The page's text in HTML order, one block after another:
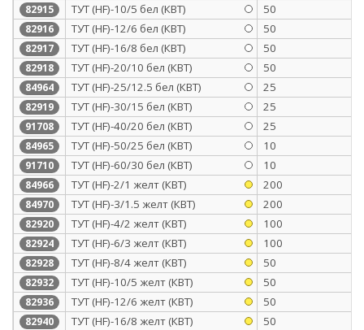
82915 ТУТ (HF)-10/5 бел (КВТ) 50
82916 ТУТ (HF)-12/6 бел (КВТ) 50
82917 ТУТ (HF)-16/8 бел (КВТ) 50
82918 ТУТ (HF)-20/10 бел (КВТ) 50
84964 ТУТ (HF)-25/12.5 бел (КВТ) 25
82919 ТУТ (HF)-30/15 бел (КВТ) 25
91708 ТУТ (HF)-40/20 бел (КВТ) 25
84965 ТУТ (HF)-50/25 бел (КВТ) 10
91710 ТУТ (HF)-60/30 бел (КВТ) 10
84966 ТУТ (HF)-2/1 желт (КВТ) 200
84970 ТУТ (HF)-3/1.5 желт (КВТ) 200
82920 ТУТ (HF)-4/2 желт (КВТ) 100
82924 ТУТ (HF)-6/3 желт (КВТ) 100
82928 ТУТ (HF)-8/4 желт (КВТ) 50
82932 ТУТ (HF)-10/5 желт (КВТ) 50
82936 ТУТ (HF)-12/6 желт (КВТ) 50
82940 ТУТ (HF)-16/8 желт (КВТ) 50